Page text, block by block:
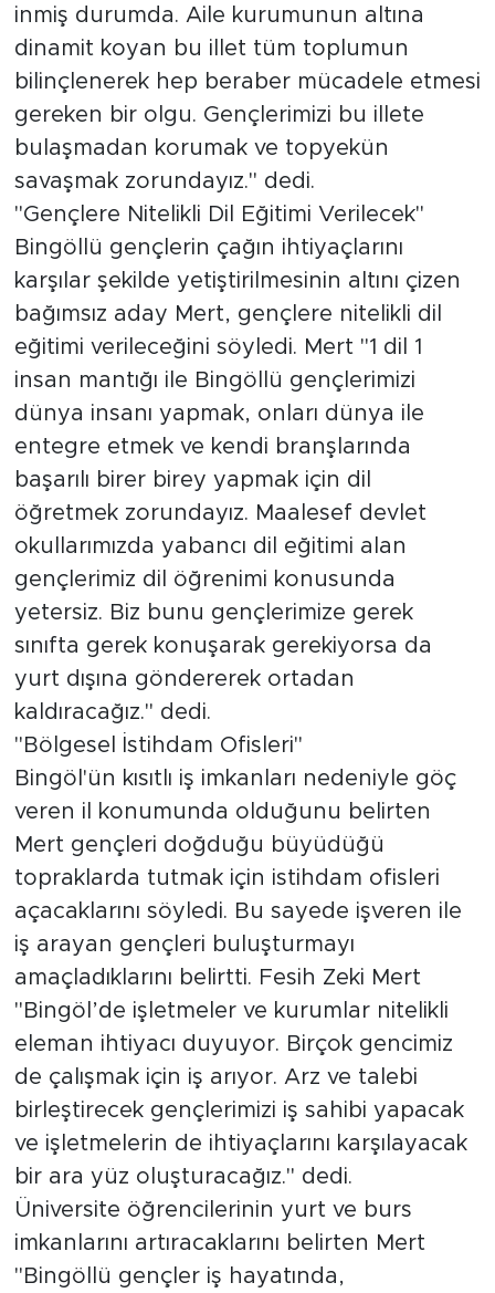
inmiş durumda. Aile kurumunun altına
dinamit koyan bu illet tüm toplumun
bilinçlenerek hep beraber mücadele etmesi
gereken bir olgu. Gençlerimizi bu illete
bulaşmadan korumak ve topyekün
savaşmak zorundayız." dedi.
"Gençlere Nitelikli Dil Eğitimi Verilecek"
Bingöllü gençlerin çağın ihtiyaçlarını
karşılar şekilde yetiştirilmesinin altını çizen
bağımsız aday Mert, gençlere nitelikli dil
eğitimi verileceğini söyledi. Mert "1 dil 1
insan mantığı ile Bingöllü gençlerimizi
dünya insanı yapmak, onları dünya ile
entegre etmek ve kendi branşlarında
başarılı birer birey yapmak için dil
öğretmek zorundayız. Maalesef devlet
okullarımızda yabancı dil eğitimi alan
gençlerimiz dil öğrenimi konusunda
yetersiz. Biz bunu gençlerimize gerek
sınıfta gerek konuşarak gerekiyorsa da
yurt dışına göndererek ortadan
kaldıracağız." dedi.
"Bölgesel İstihdam Ofisleri"
Bingöl'ün kısıtlı iş imkanları nedeniyle göç
veren il konumunda olduğunu belirten
Mert gençleri doğduğu büyüdüğü
topraklarda tutmak için istihdam ofisleri
açacaklarını söyledi. Bu sayede işveren ile
iş arayan gençleri buluşturmayı
amaçladıklarını belirtti. Fesih Zeki Mert
"Bingöl’de işletmeler ve kurumlar nitelikli
eleman ihtiyacı duyuyor. Birçok gencimiz
de çalışmak için iş arıyor. Arz ve talebi
birleştirecek gençlerimizi iş sahibi yapacak
ve işletmelerin de ihtiyaçlarını karşılayacak
bir ara yüz oluşturacağız." dedi.
Üniversite öğrencilerinin yurt ve burs
imkanlarını artıracaklarını belirten Mert
"Bingöllü gençler iş hayatında,